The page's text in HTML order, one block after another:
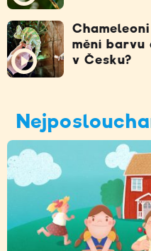
mění barvu
v Česku?